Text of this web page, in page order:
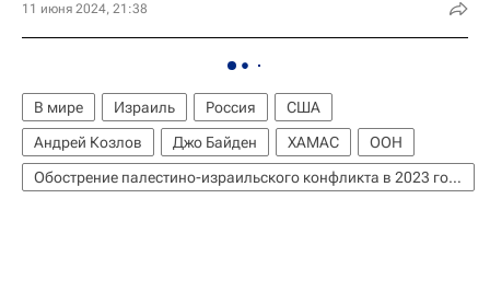
11 июня 2024, 21:38
В мире Израиль Россия
США
Андрей Козлов
Джо Байден ХАМАС
ООН
Обострение палестино-израильского конфликта в 2023 году